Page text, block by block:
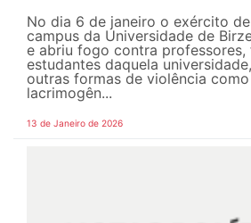
No dia 6 de janeiro o exército
campus da Universidade de
e abriu fogo contra professores,
estudantes daquela
outras formas de violência
lacrimogên...
13 de Janeiro de 2026